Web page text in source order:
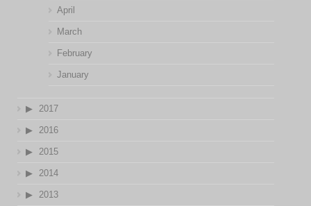
April
March
February
January
2017
2016
2015
2014
2013